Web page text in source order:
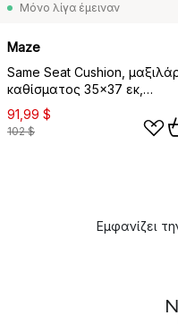
Μόνο λίγα έμειναν
Maze
Same Seat Cushion,
καθίσματος 35x37 εκ,
Νουγκά
91,99 $
102 $
Εμφανίζει